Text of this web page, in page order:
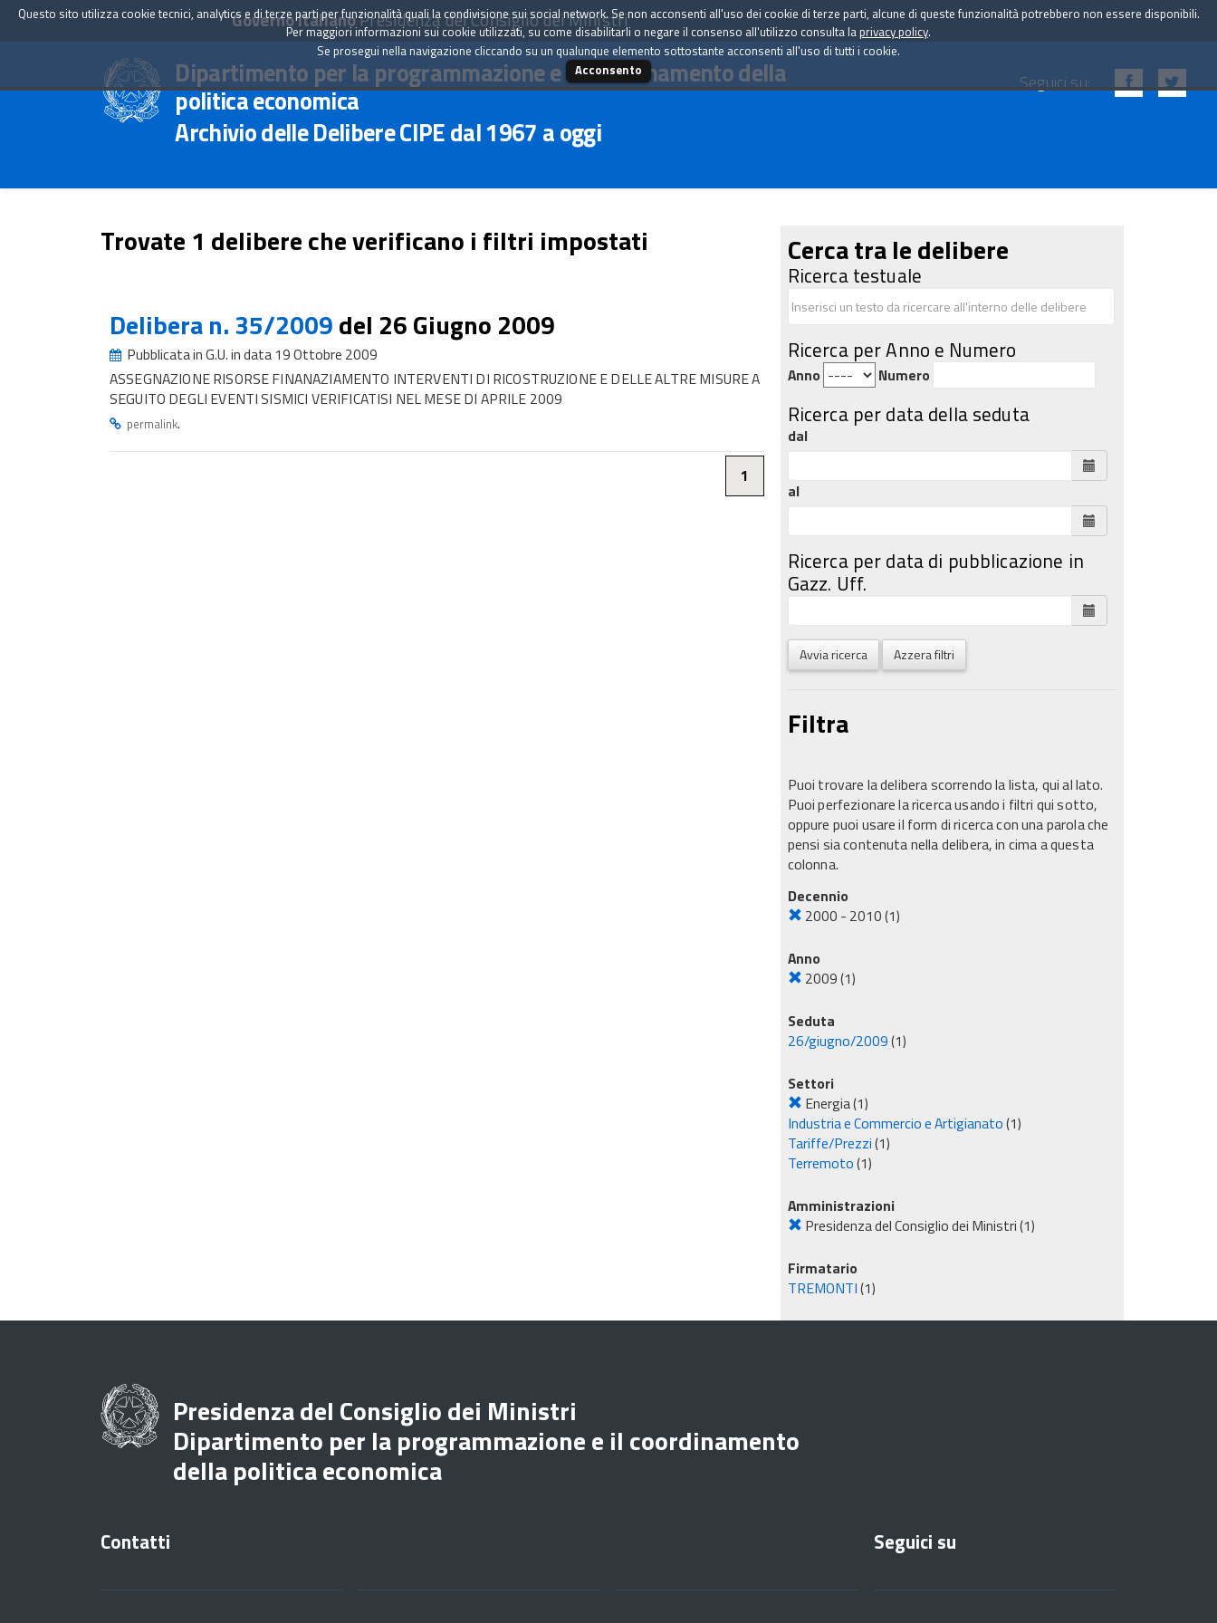
Governo ItalianoPresidenza del Consiglio dei Ministri
Dipartimento per la programmazione e il coordinamento della
politica economica
Archivio delle Delibere CIPE dal 1967 a oggi
Seguici su:
Trovate 1 delibere che verificano i filtri impostati
Delibera n. 35/2009del 26 Giugno 2009
Pubblicata in G.U. in data 19 Ottobre 2009
ASSEGNAZIONE RISORSE FINANAZIAMENTO INTERVENTI DI RICOSTRUZIONE E DELLE ALTRE MISURE A
SEGUITO DEGLI EVENTI SISMICI VERIFICATISI NEL MESE DI APRILE 2009
permalink.
1
Cerca tra le delibere
Ricerca testuale
Ricerca per Anno e Numero
Anno Numero
Ricerca per data della seduta
dal
al
Ricerca per data di pubblicazione in
Gazz. Uff.
Avvia ricerca Azzera filtri
Filtra
Puoi trovare la delibera scorrendo la lista, qui al lato.
Puoi perfezionare la ricerca usando i filtri qui sotto,
oppure puoi usare il form di ricerca con una parola che
pensi sia contenuta nella delibera, in cima a questa
colonna.
Decennio
2000 - 2010(1)
Anno
2009(1)
Seduta
26/giugno/2009(1)
Settori
Energia(1)
Industria e Commercio e Artigianato(1)
Tariffe/Prezzi(1)
Terremoto(1)
Amministrazioni
Presidenza del Consiglio dei Ministri(1)
Firmatario
TREMONTI(1)
Questo sito utilizza cookie tecnici, analytics e di terze parti per funzionalità quali la condivisione sui social network. Se non acconsenti all'uso dei cookie di terze parti, alcune di queste funzionalità potrebbero non essere disponibili.
Per maggiori informazioni sui cookie utilizzati, su come disabilitarli o negare il consenso all'utilizzo consulta la privacy policy.
Se prosegui nella navigazione cliccando su un qualunque elemento sottostante acconsenti all'uso di tutti i cookie.
Acconsento
Presidenza del Consiglio dei Ministri
Dipartimento per la programmazione e il coordinamento
della politica economica
Contatti Seguici su